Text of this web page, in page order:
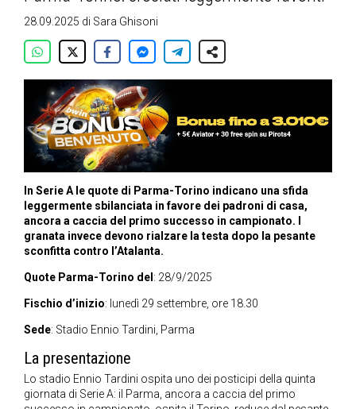
28.09.2025 di Sara Ghisoni
In Serie A le quote di Parma-Torino indicano una sfida
leggermente sbilanciata in favore dei padroni di casa,
ancora a caccia del primo successo in campionato. I
granata invece devono rialzare la testa dopo la pesante
sconfitta contro l’Atalanta.
Quote Parma-Torino del : 28/9/2025
Fischio d’inizio: lunedì 29 settembre, ore 18.30
Sede: Stadio Ennio Tardini, Parma
La presentazione
Lo stadio Ennio Tardini ospita uno dei posticipi della quinta
giornata di Serie A: il Parma, ancora a caccia del primo